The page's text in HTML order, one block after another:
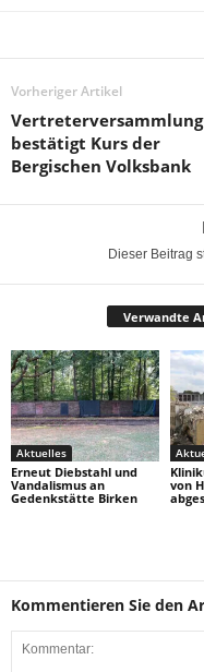
Vorheriger Artikel
Vertreterversammlung
bestätigt Kurs der
Bergischen Volksbank
Dieser Beitrag
Verwandte
Aktuelles
Erneut Diebstahl und
Vandalismus an
Gedenkstätte Birken
von
Kommentieren Sie den